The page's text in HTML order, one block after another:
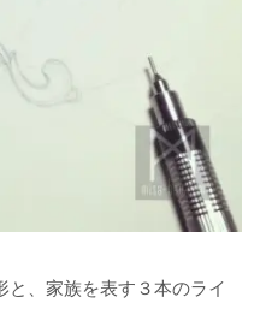
と、家族を表す３本のライ